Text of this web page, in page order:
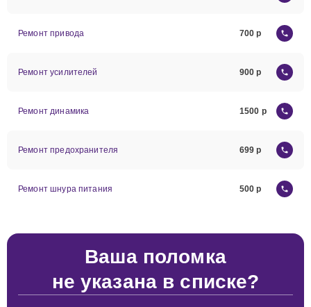
Ремонт привода 700
Ремонт усилителей 900
Ремонт динамика 1500
Ремонт предохранителя 699
Ремонт шнура питания 500
Ваша поломка
не указана в списке?